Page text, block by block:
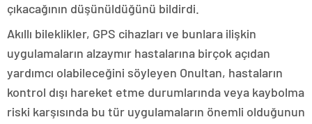
çıkacağının düşünüldüğünü bildirdi.
Akıllı bileklikler, GPS cihazları ve bunlara ilişkin
uygulamaların alzaymır hastalarına birçok açıdan
yardımcı olabileceğini söyleyen Onultan, hastaların
kontrol dışı hareket etme durumlarında veya kaybolma
riski karşısında bu tür uygulamaların önemli olduğunun